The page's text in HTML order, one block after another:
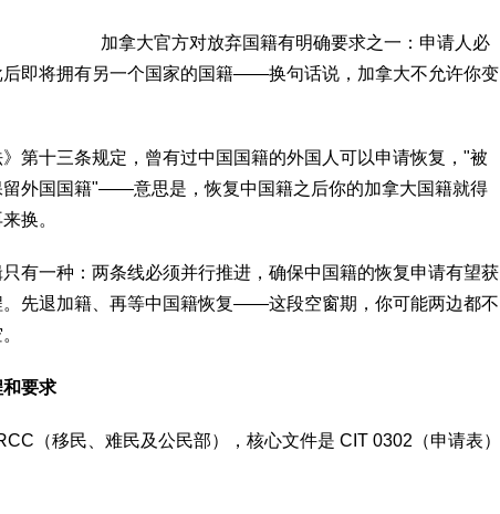
加拿大官方对放弃国籍有明确要求之一：申请人必
即将拥有另一个国家的国籍——换句话说，加拿大不允许你变
第十三条规定，曾有过中国国籍的外国人可以申请恢复，"被
外国国籍"——意思是，恢复中国籍之后你的加拿大国籍就得
换。
有一种：两条线必须并行推进，确保中国籍的恢复申请有望获
先退加籍、再等中国籍恢复——这段空窗期，你可能两边都不
要求
（移民、难民及公民部），核心文件是 CIT 0302（申请表）